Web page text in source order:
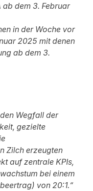
dem 3. Februar
in der Woche vor
2025 mit denen
ab dem 3.
Wegfall der
gezielte
Zilch erzeugten
auf zentrale KPIs,
bei einem
von 20:1.“